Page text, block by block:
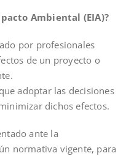
Ambiental (EIA)?
por profesionales
de un proyecto o
adoptar las decisiones
dichos efectos.
ante la
normativa vigente, para